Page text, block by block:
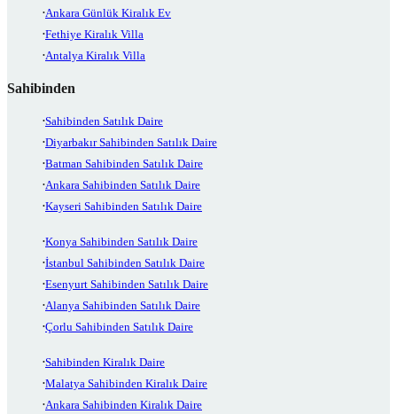
Ankara Günlük Kiralık Ev
Fethiye Kiralık Villa
Antalya Kiralık Villa
Sahibinden
Sahibinden Satılık Daire
Diyarbakır Sahibinden Satılık Daire
Batman Sahibinden Satılık Daire
Ankara Sahibinden Satılık Daire
Kayseri Sahibinden Satılık Daire
Konya Sahibinden Satılık Daire
İstanbul Sahibinden Satılık Daire
Esenyurt Sahibinden Satılık Daire
Alanya Sahibinden Satılık Daire
Çorlu Sahibinden Satılık Daire
Sahibinden Kiralık Daire
Malatya Sahibinden Kiralık Daire
Ankara Sahibinden Kiralık Daire